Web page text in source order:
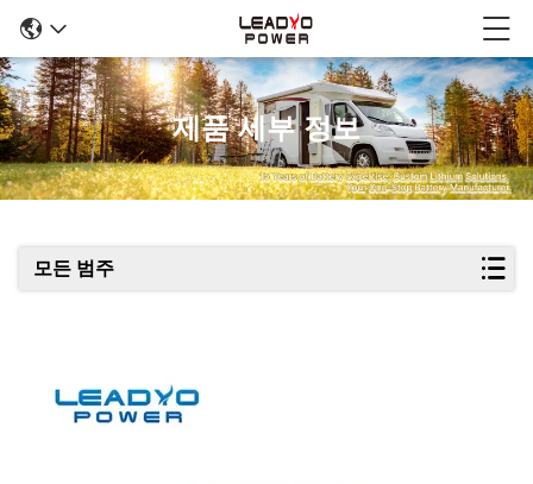
제품 세부 정보
모든 범주